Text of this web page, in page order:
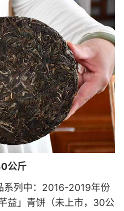
公斤
系列中：2016-2019年份
益」青饼（未上市，30公